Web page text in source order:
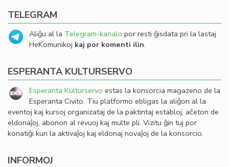
TELEGRAM
Aliĝu al la Telegram-kanalo por resti ĝisdata pri la lastaj
HeKomunikoj kaj por komenti ilin.
ESPERANTA KULTURSERVO
Esperanta Kulturservo estas la konsorcia magazeno de la
Esperanta Civito. Tiu platformo ebligas la aliĝon al la
eventoj kaj kursoj organizataj de la paktintaj establoj, aĉeton de
eldonaĵoj, abonon al revuoj kaj multe pli. Vizitu ĝin tuj por
konatiĝi kun la aktivaĵoj kaj eldonaj novaĵoj de la konsorcio.
INFORMOJ